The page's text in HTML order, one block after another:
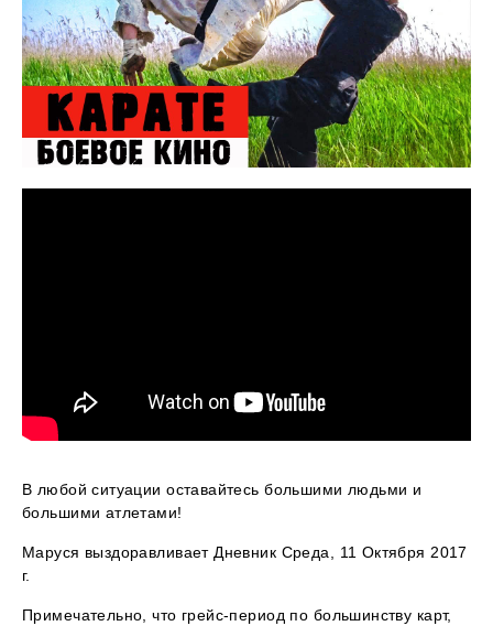
В любой ситуации оставайтесь большими людьми и
большими атлетами!
Маруся выздоравливает Дневник Среда, 11 Октября 2017
г.
Примечательно, что грейс-период по большинству карт,